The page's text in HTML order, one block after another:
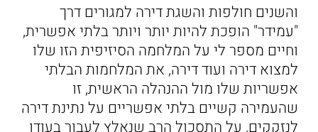
והשנים חולפות והשגת דירה למגורים דרך
"עמידר" הופכת להיות יותר ויותר בלתי אפשרית,
וחיים מספר לי על המלחמה הסיזיפית הזו שלו
למצוא דירה ועוד דירה, את המלחמות הבלתי
אפשריות שלו מול ההנהלה הראשית, זו
שהעמירה קשיים בלתי אפשריים על נתינת דירה
לנזקקים, על התסכול הרב שנאלץ לעבור בעודו